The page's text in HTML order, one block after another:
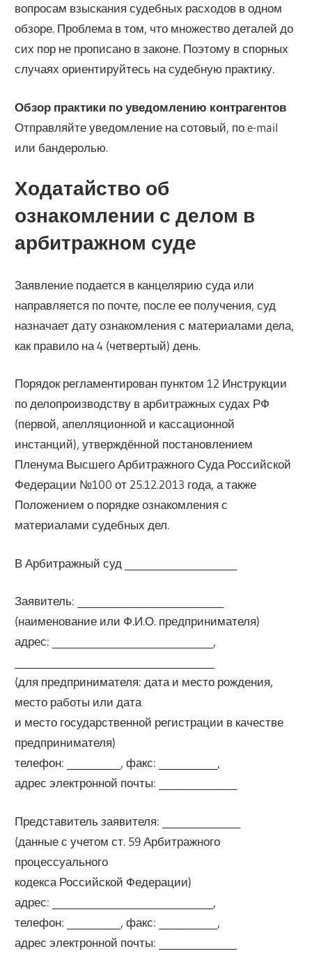
вопросам взыскания судебных расходов в одном
обзоре. Проблема в том, что множество деталей до
сих пор не прописано в законе. Поэтому в спорных
случаях ориентируйтесь на судебную практику.
Обзор практики по уведомлению контрагентов
Отправляйте уведомление на сотовый, по e-mail
или бандеролью.
Ходатайство об
ознакомлении с делом в
арбитражном суде
Заявление подается в канцелярию суда или
направляется по почте, после ее получения, суд
назначает дату ознакомления с материалами дела,
как правило на 4 (четвертый) день.
Порядок регламентирован пунктом 12 Инструкции
по делопроизводству в арбитражных судах РФ
(первой, апелляционной и кассационной
инстанций), утверждённой постановлением
Пленума Высшего Арбитражного Суда Российской
Федерации №100 от 25.12.2013 года, а также
Положением о порядке ознакомления с
материалами судебных дел.
В Арбитражный суд _______________________
Заявитель: ______________________________
(наименование или Ф.И.О. предпринимателя)
адрес: _________________________________,
(для предпринимателя: дата и место рождения,
место работы или дата
и место государственной регистрации в качестве
предпринимателя)
телефон: ___________, факс: ____________,
адрес электронной почты: ________________
Представитель заявителя: ________________
(данные с учетом ст. 59 Арбитражного
процессуального
кодекса Российской Федерации)
адрес: _________________________________,
телефон: ___________, факс: ____________,
адрес электронной почты: ________________